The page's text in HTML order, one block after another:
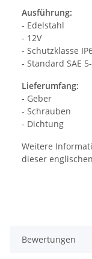
Ausführung:
- Edelstahl
- 12V
- Schutzklasse
- Standard SAE
Lieferumfang:
- Geber
- Schrauben
- Dichtung
Weitere
dieser englischen
Bewertungen